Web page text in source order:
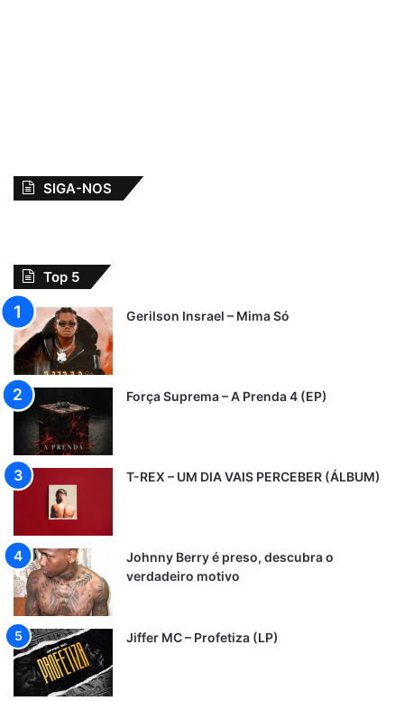
SIGA-NOS
Top 5
Gerilson Insrael – Mima Só
Força Suprema – A Prenda 4 (EP)
T-REX – UM DIA VAIS PERCEBER (ÁLBUM)
Johnny Berry é preso, descubra o
verdadeiro motivo
Jiffer MC – Profetiza (LP)